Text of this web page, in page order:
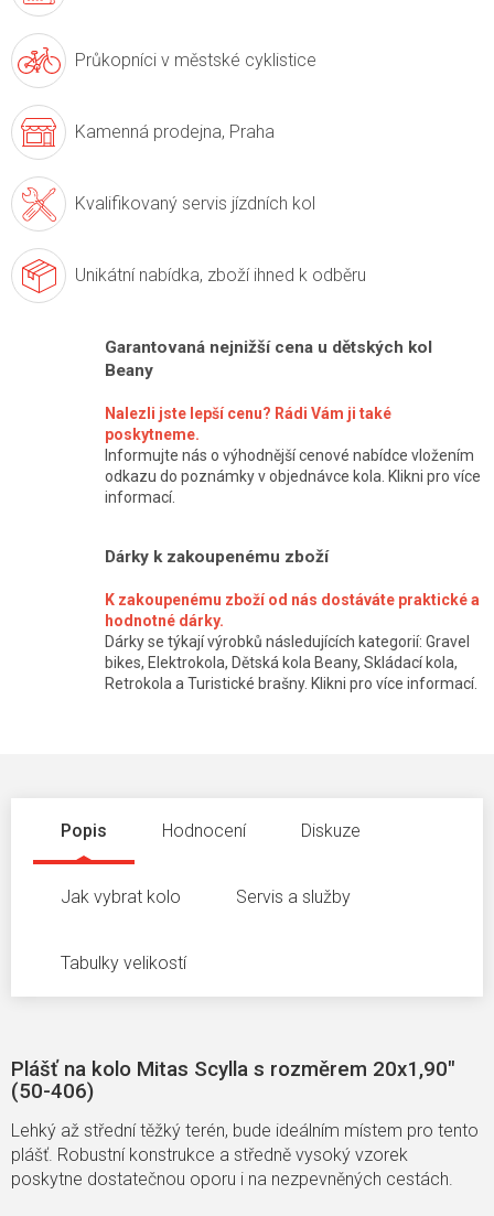
Průkopníci v městské cyklistice
Kamenná prodejna, Praha
Kvalifikovaný servis jízdních kol
Unikátní nabídka, zboží ihned k odběru
Garantovaná nejnižší cena u dětských kol
Beany
Nalezli jste lepší cenu? Rádi Vám ji také
poskytneme.
Informujte nás o výhodnější cenové nabídce vložením
odkazu do poznámky v objednávce kola. Klikni pro více
informací.
Dárky k zakoupenému zboží
K zakoupenému zboží od nás dostáváte praktické a
hodnotné dárky.
Dárky se týkají výrobků následujících kategorií: Gravel
bikes, Elektrokola, Dětská kola Beany, Skládací kola,
Retrokola a Turistické brašny. Klikni pro více informací.
Popis Hodnocení Diskuze
Jak vybrat kolo Servis a služby
Tabulky velikostí
Plášť na kolo Mitas Scylla s rozměrem 20x1,90"
(50-406)
Lehký až střední těžký terén, bude ideálním místem pro tento
plášť. Robustní konstrukce a středně vysoký vzorek
poskytne dostatečnou oporu i na nezpevněných cestách.